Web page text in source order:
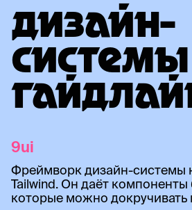
ДИЗАЙН-
9ui
Фреймворк дизайн-системы
Tailwind. Он даёт компоненты
которые можно докручивать